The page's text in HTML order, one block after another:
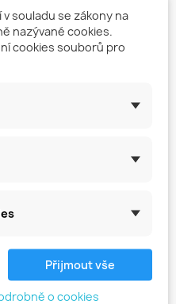
Na...
favorite_border
favorite_border
souladu se zákony na
nazývané cookies.
cookies souborů pro
Přijmout vše
o cookies